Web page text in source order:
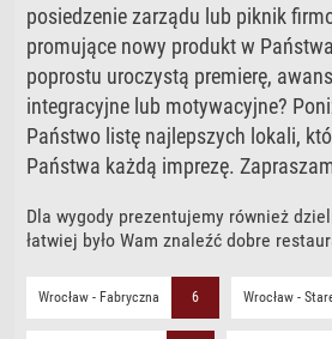
posiedzenie zarządu lub piknik
promujące nowy produkt w
poprostu uroczystą premierę,
integracyjne lub motywacyjne?
Państwo listę najlepszych lokali,
Państwa każdą imprezę.
Dla wygody prezentujemy również
łatwiej było Wam znaleźć dobre
Wrocław - Fabryczna 6 Wrocław -